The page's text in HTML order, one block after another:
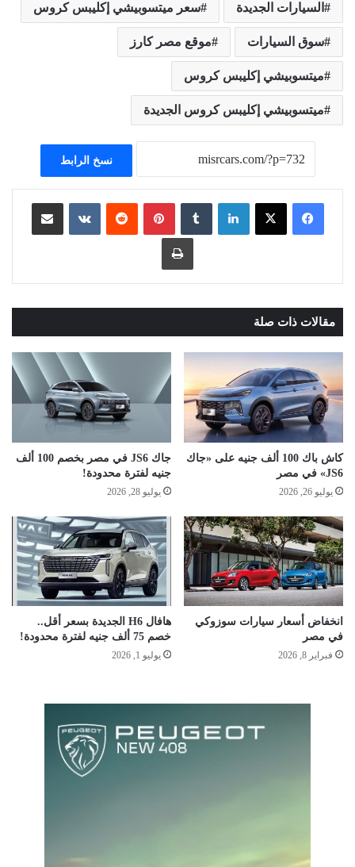
السيارات الجديدة سعر ميتسوبيشي إكليبس كروس
سوق السيارات موقع مصر كارز
ميتسوبيشي إكليبس كروس
ميتسوبيشي إكليبس كروس الجديدة
نسخ الرابط
لينكدإن ‏Tumblr بينتيريست
‏Reddit
‏VKontakte مشاركة عبر البريد
طباعة
مقالات ذات صلة
كاش باك 100 ألف جنيه على «جاك
JS6» في مصر
يوليو 26, 2026
جاك JS6 في مصر بخصم 100 ألف
جنيه لفترة محدودة!
يوليو 28, 2026
انخفاض أسعار سيارات سوزوكي
في مصر
فبراير 8, 2026
هافال H6 الجديدة بسعر أقل..
خصم 75 ألف جنيه لفترة محدودة!
يوليو 1, 2026